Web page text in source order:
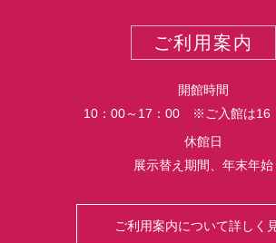
ご利用案内
開館時間
10：00～17：00 ※ご入館は16
休館日
展示替え期間、年末年始
ご利用案内について詳しく